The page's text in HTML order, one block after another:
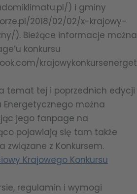
) i gminy
2018/02/02/x-krajowy-
). Bieżące informacje można
konkursu
temat tej i poprzednich edycji
Energetycznego można
jego fanpage na
pojawiają się tam także
związane z Konkursem.
Krajowego Konkursu
regulamin i wymogi